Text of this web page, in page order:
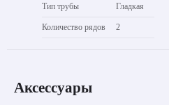
Тип трубы Гладкая
Количество рядов 2
Аксессуары